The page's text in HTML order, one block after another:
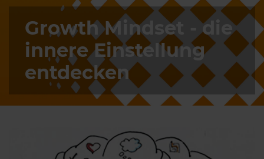
Growth Mindset - die
innere Einstellung
entdecken